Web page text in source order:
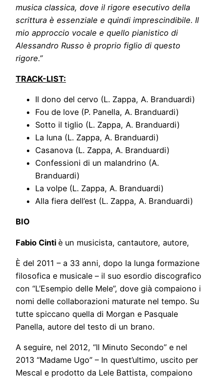
musica classica, dove il rigore esecutivo della
scrittura è essenziale e quindi imprescindibile. Il
mio approccio vocale e quello pianistico di
Alessandro Russo è proprio figlio di questo
rigore.”
TRACK-LIST:
Il dono del cervo (L. Zappa, A. Branduardi)
Fou de love (P. Panella, A. Branduardi)
Sotto il tiglio (L. Zappa, A. Branduardi)
La luna (L. Zappa, A. Branduardi)
Casanova (L. Zappa, A. Branduardi)
Confessioni di un malandrino (A.
Branduardi)
La volpe (L. Zappa, A. Branduardi)
Alla fiera dell’est (L. Zappa, A. Branduardi)
BIO
Fabio Cinti è un musicista, cantautore, autore,
È del 2011 – a 33 anni, dopo la lunga formazione
filosofica e musicale – il suo esordio discografico
con “L’Esempio delle Mele”, dove già compaiono i
nomi delle collaborazioni maturate nel tempo. Su
tutte spiccano quella di Morgan e Pasquale
Panella, autore del testo di un brano.
A seguire, nel 2012, “Il Minuto Secondo” e nel
2013 “Madame Ugo” – In quest’ultimo, uscito per
Mescal e prodotto da Lele Battista, compaiono